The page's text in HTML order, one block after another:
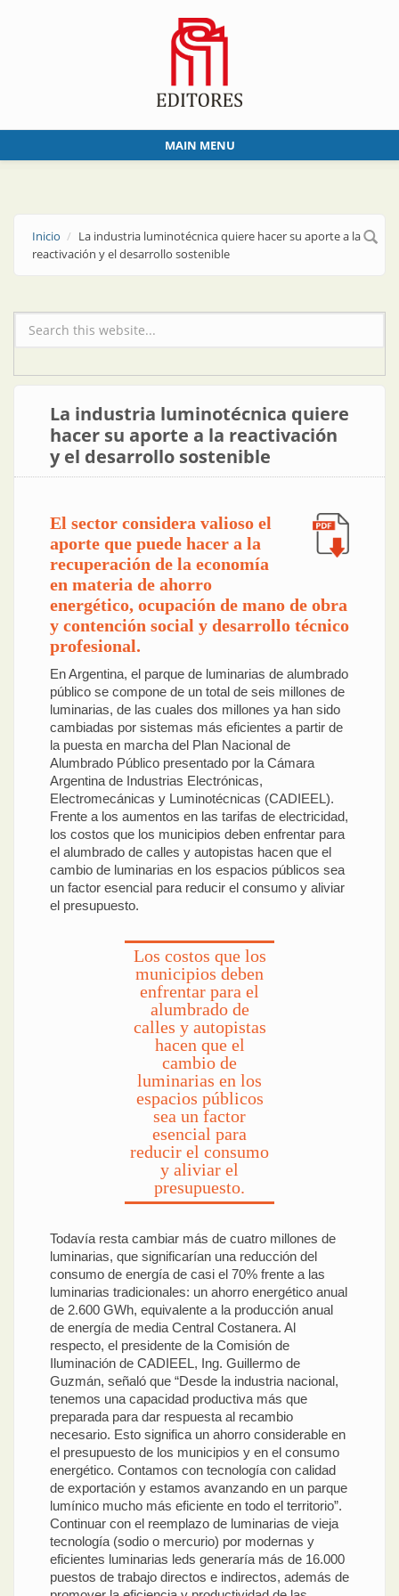
MAIN MENU
Inicio
La industria luminotécnica quiere hacer su aporte a la
reactivación y el desarrollo sostenible
Formulario de búsqueda
La industria luminotécnica quiere
hacer su aporte a la reactivación
y el desarrollo sostenible
El sector considera valioso el
aporte que puede hacer a la
recuperación de la economía
en materia de ahorro
energético, ocupación de mano de obra
y contención social y desarrollo técnico
profesional.
En Argentina, el parque de luminarias de alumbrado
público se compone de un total de seis millones de
luminarias, de las cuales dos millones ya han sido
cambiadas por sistemas más eficientes a partir de
la puesta en marcha del Plan Nacional de
Alumbrado Público presentado por la Cámara
Argentina de Industrias Electrónicas,
Electromecánicas y Luminotécnicas (CADIEEL).
Frente a los aumentos en las tarifas de electricidad,
los costos que los municipios deben enfrentar para
el alumbrado de calles y autopistas hacen que el
cambio de luminarias en los espacios públicos sea
un factor esencial para reducir el consumo y aliviar
el presupuesto.
Los costos que los
municipios deben
enfrentar para el
alumbrado de
calles y autopistas
hacen que el
cambio de
luminarias en los
espacios públicos
sea un factor
esencial para
reducir el consumo
y aliviar el
presupuesto.
Todavía resta cambiar más de cuatro millones de
luminarias, que significarían una reducción del
consumo de energía de casi el 70% frente a las
luminarias tradicionales: un ahorro energético anual
de 2.600 GWh, equivalente a la producción anual
de energía de media Central Costanera. Al
respecto, el presidente de la Comisión de
Iluminación de CADIEEL, Ing. Guillermo de
Guzmán, señaló que “Desde la industria nacional,
tenemos una capacidad productiva más que
preparada para dar respuesta al recambio
necesario. Esto significa un ahorro considerable en
el presupuesto de los municipios y en el consumo
energético. Contamos con tecnología con calidad
de exportación y estamos avanzando en un parque
lumínico mucho más eficiente en todo el territorio”.
Continuar con el reemplazo de luminarias de vieja
tecnología (sodio o mercurio) por modernas y
eficientes luminarias leds generaría más de 16.000
puestos de trabajo directos e indirectos, además de